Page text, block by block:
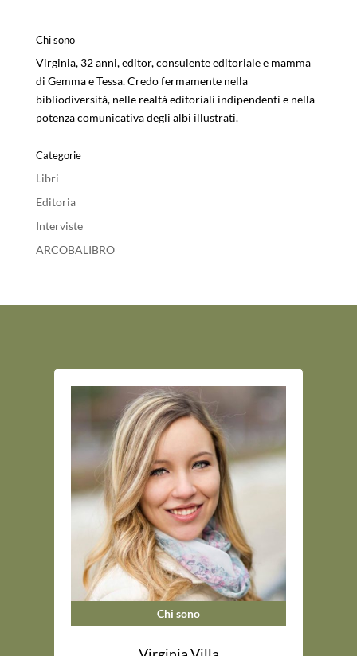
Chi sono
Virginia, 32 anni, editor, consulente editoriale e mamma
di Gemma e Tessa. Credo fermamente nella
bibliodiversità, nelle realtà editoriali indipendenti e nella
potenza comunicativa degli albi illustrati.
Categorie
Libri
Editoria
Interviste
ARCOBALIBRO
Chi sono